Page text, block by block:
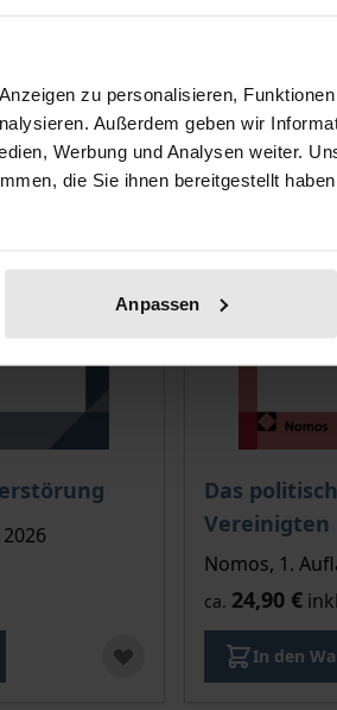
zu personalisieren,
Außerdem geben wir
Werbung und Analysen weiter.
die Sie ihnen bereitgestellt
Anpassen
richtet sich nach der
Das
Vereinigten
Nomos, 1.
ca. 24,90 €
In den